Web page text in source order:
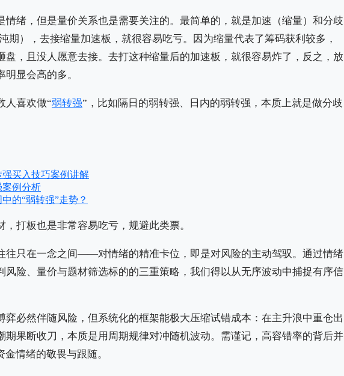
情绪，但是量价关系也是需要关注的。最简单的，就是加速（缩量）和分歧
期），去接缩量加速板，就很容易吃亏。因为缩量代表了筹码获利较多，
盘，且没人愿意去接。去打这种缩量后的加速板，就很容易炸了，反之，放
显会高的多。
人喜欢做“弱转强”，比如隔日的弱转强、日内的弱转强，本质上就是做分歧
买入技巧案例讲解
案例分析
的“弱转强”走势？
打板也是非常容易吃亏，规避此类票。
往只在一念之间——对情绪的精准卡位，即是对风险的主动驾驭。通过情绪
风险、量价与题材筛选标的的三重策略，我们得以从无序波动中捕捉有序信
弈必然伴随风险，但系统化的框架能极大压缩试错成本：在主升浪中重仓出
期果断收刀，本质是用周期规律对冲随机波动。需谨记，高容错率的背后并
情绪的敬畏与跟随。